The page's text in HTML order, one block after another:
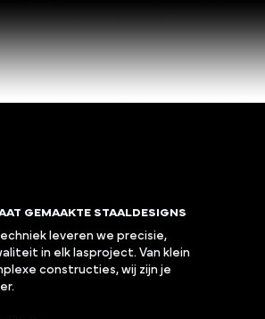
GEMAAKTE STAALDESIGNS
leveren we precisie,
in elk lasproject. Van klein
constructies, wij zijn je